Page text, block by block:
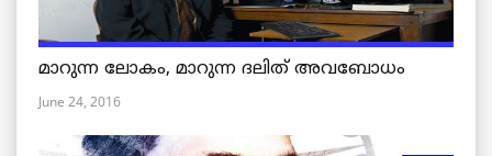
മാറുന്ന ലോകം, മാറുന്ന ദലിത് അവബോധം
June 24, 2016